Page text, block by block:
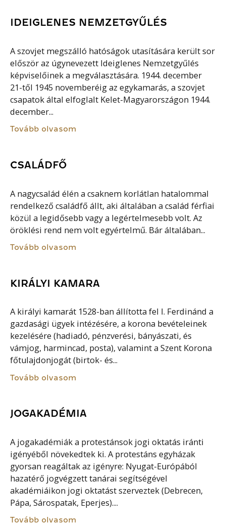
IDEIGLENES NEMZETGYŰLÉS
A szovjet megszálló hatóságok utasítására került sor
először az úgynevezett Ideiglenes Nemzetgyűlés
képviselőinek a megválasztására. 1944. december
21-től 1945 novemberéig az egykamarás, a szovjet
csapatok által elfoglalt Kelet-Magyarországon 1944.
december...
Tovább olvasom
CSALÁDFŐ
A nagycsalád élén a csaknem korlátlan hatalommal
rendelkező családfő állt, aki általában a család férfiai
közül a legidősebb vagy a legértelmesebb volt. Az
öröklési rend nem volt egyértelmű. Bár általában...
Tovább olvasom
KIRÁLYI KAMARA
A királyi kamarát 1528-ban állította fel I. Ferdinánd a
gazdasági ügyek intézésére, a korona bevételeinek
kezelésére (hadiadó, pénzverési, bányászati, és
vámjog, harmincad, posta), valamint a Szent Korona
főtulajdonjogát (birtok- és...
Tovább olvasom
JOGAKADÉMIA
A jogakadémiák a protestánsok jogi oktatás iránti
igényéből növekedtek ki. A protestáns egyházak
gyorsan reagáltak az igényre: Nyugat-Európából
hazatérő jogvégzett tanárai segítségével
akadémiáikon jogi oktatást szerveztek (Debrecen,
Pápa, Sárospatak, Eperjes)....
Tovább olvasom